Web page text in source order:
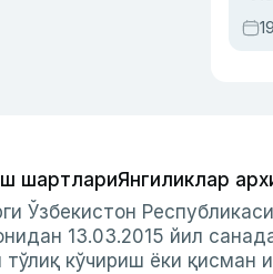
шартлариЯнгиликлар
Ўзбекистон
13.03.2015 йил
кўчириш ёки қисман